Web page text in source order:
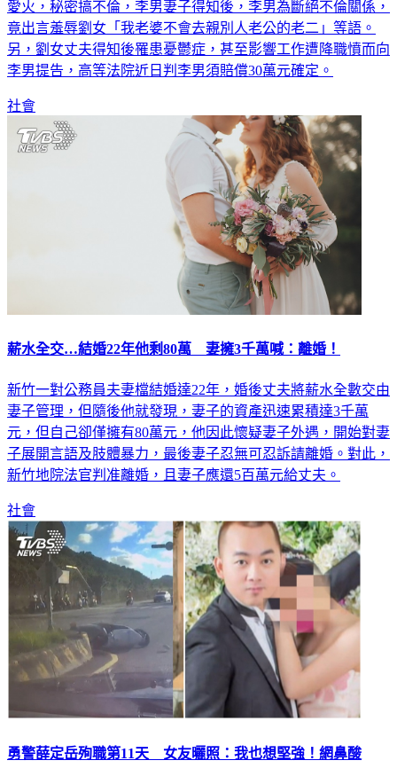
愛火，秘密搞不倫，李男妻子得知後，李男為斷絕不倫關係，
竟出言羞辱劉女「我老婆不會去親別人老公的老二」等語。
另，劉女丈夫得知後罹患憂鬱症，甚至影響工作遭降職憤而向
李男提告，高等法院近日判李男須賠償30萬元確定。
社會
薪水全交…結婚22年他剩80萬 妻擁3千萬喊：離婚！
新竹一對公務員夫妻檔結婚達22年，婚後丈夫將薪水全數交由
妻子管理，但隨後他就發現，妻子的資產迅速累積達3千萬
元，但自己卻僅擁有80萬元，他因此懷疑妻子外遇，開始對妻
子展開言語及肢體暴力，最後妻子忍無可忍訴請離婚。對此，
新竹地院法官判准離婚，且妻子應還5百萬元給丈夫。
社會
勇警薛定岳殉職第11天 女友曬照：我也想堅強！網鼻酸